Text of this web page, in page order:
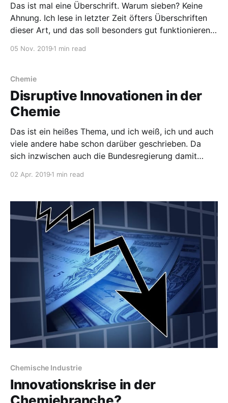
Das ist mal eine Überschrift. Warum sieben? Keine
Ahnung. Ich lese in letzter Zeit öfters Überschriften
dieser Art, und das soll besonders gut funktionieren,
Industrie 4.0 oder noch
05 Nov. 2019 1 min read
Chemie
Disruptive Innovationen in der
Chemie
Das ist ein heißes Thema, und ich weiß, ich und auch
viele andere habe schon darüber geschrieben. Da
sich inzwischen auch die Bundesregierung damit
Anlass? Die Bundesregierung möchte eine Agentur für
dass Sprunginnovationen sogenannte
02 Apr. 2019 1 min read
Chemische Industrie
Innovationskrise in der